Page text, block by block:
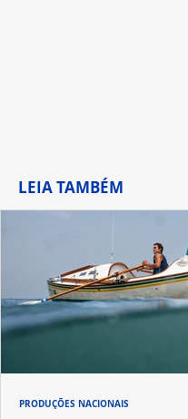
LEIA TAMBÉM
PRODUÇÕES NACIONAIS